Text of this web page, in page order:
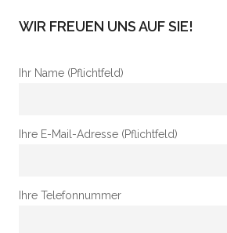
WIR FREUEN UNS AUF SIE!
Ihr Name (Pflichtfeld)
Ihre E-Mail-Adresse (Pflichtfeld)
Ihre Telefonnummer